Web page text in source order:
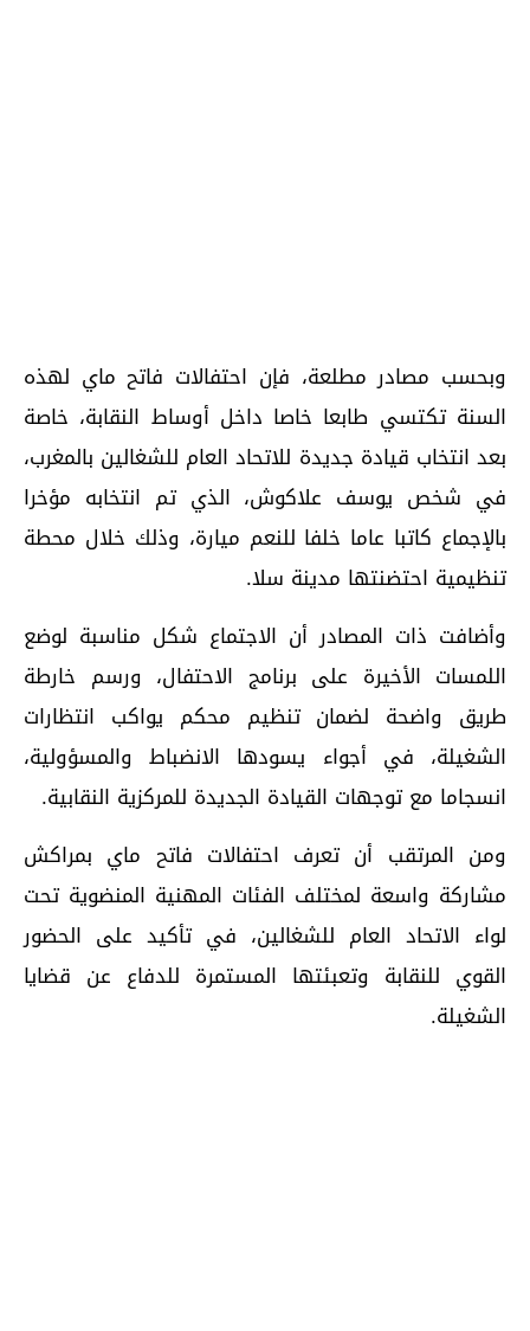
وبحسب مصادر مطلعة، فإن احتفالات فاتح ماي لهذه
السنة تكتسي طابعا خاصا داخل أوساط النقابة، خاصة
بعد انتخاب قيادة جديدة للاتحاد العام للشغالين بالمغرب،
في شخص يوسف علاكوش، الذي تم انتخابه مؤخرا
بالإجماع كاتبا عاما خلفا للنعم ميارة، وذلك خلال محطة
تنظيمية احتضنتها مدينة سلا.
وأضافت ذات المصادر أن الاجتماع شكل مناسبة لوضع
اللمسات الأخيرة على برنامج الاحتفال، ورسم خارطة
طريق واضحة لضمان تنظيم محكم يواكب انتظارات
الشغيلة، في أجواء يسودها الانضباط والمسؤولية،
انسجاما مع توجهات القيادة الجديدة للمركزية النقابية.
ومن المرتقب أن تعرف احتفالات فاتح ماي بمراكش
مشاركة واسعة لمختلف الفئات المهنية المنضوية تحت
لواء الاتحاد العام للشغالين، في تأكيد على الحضور
القوي للنقابة وتعبئتها المستمرة للدفاع عن قضايا
الشغيلة.